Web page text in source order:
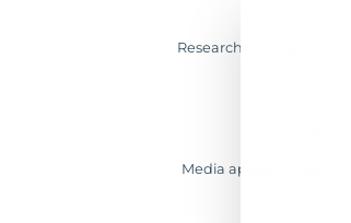
Research & Analyses
Media appearances